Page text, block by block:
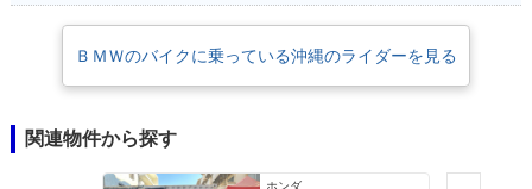
ＢＭＷのバイクに乗っている沖縄のライダーを見る
関連物件から探す
ホンダ